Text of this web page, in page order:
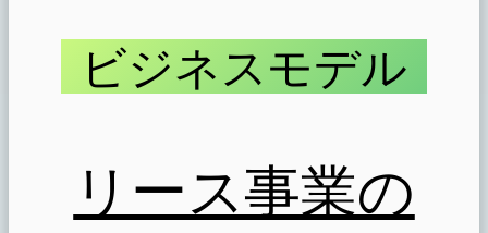
ビジネスモデル
リース事業の